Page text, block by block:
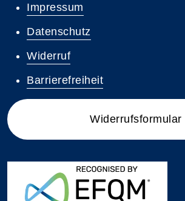
Impressum
Datenschutz
Widerruf
Barrierefreiheit
Widerrufsformular